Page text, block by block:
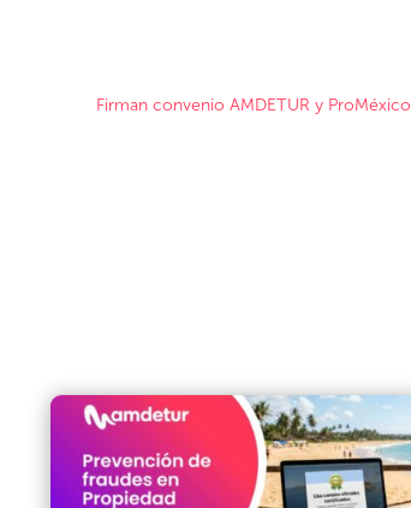
Firman convenio AMDETUR y ProMéxico